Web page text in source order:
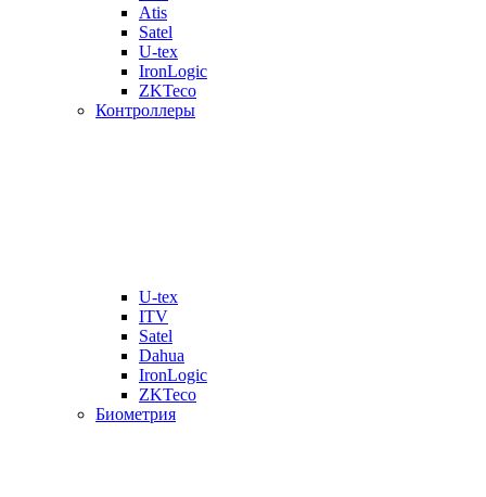
Atis
Satel
U-tex
IronLogic
ZKTeco
Контроллеры
U-tex
ITV
Satel
Dahua
IronLogic
ZKTeco
Биометрия